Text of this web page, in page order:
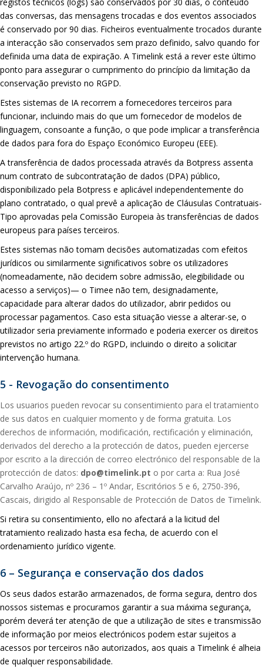
das conversas, das mensagens trocadas e dos eventos associados
é conservado por 90 dias. Ficheiros eventualmente trocados durante
a interacção são conservados sem prazo definido, salvo quando for
definida uma data de expiração. A Timelink está a rever este último
ponto para assegurar o cumprimento do princípio da limitação da
conservação previsto no RGPD.
Estes sistemas de IA recorrem a fornecedores terceiros para
funcionar, incluindo mais do que um fornecedor de modelos de
linguagem, consoante a função, o que pode implicar a transferência
de dados para fora do Espaço Económico Europeu (EEE).
A transferência de dados processada através da Botpress assenta
num contrato de subcontratação de dados (DPA) público,
disponibilizado pela Botpress e aplicável independentemente do
plano contratado, o qual prevê a aplicação de Cláusulas Contratuais-
Tipo aprovadas pela Comissão Europeia às transferências de dados
europeus para países terceiros.
Estes sistemas não tomam decisões automatizadas com efeitos
jurídicos ou similarmente significativos sobre os utilizadores
(nomeadamente, não decidem sobre admissão, elegibilidade ou
acesso a serviços)— o Timee não tem, designadamente,
capacidade para alterar dados do utilizador, abrir pedidos ou
processar pagamentos. Caso esta situação viesse a alterar-se, o
utilizador seria previamente informado e poderia exercer os direitos
previstos no artigo 22.º do RGPD, incluindo o direito a solicitar
intervenção humana.
5 - Revogação do consentimento
Los usuarios pueden revocar su consentimiento para el tratamiento
de sus datos en cualquier momento y de forma gratuita. Los
derechos de información, modificación, rectificación y eliminación,
derivados del derecho a la protección de datos, pueden ejercerse
por escrito a la dirección de correo electrónico del responsable de la
protección de datos: dpo@timelink.pt o por carta a: Rua José
Carvalho Araújo, nº 236 – 1º Andar, Escritórios 5 e 6, 2750-396,
Cascais, dirigido al Responsable de Protección de Datos de Timelink.
Si retira su consentimiento, ello no afectará a la licitud del
tratamiento realizado hasta esa fecha, de acuerdo con el
ordenamiento jurídico vigente.
6 – Segurança e conservação dos dados
Os seus dados estarão armazenados, de forma segura, dentro dos
nossos sistemas e procuramos garantir a sua máxima segurança,
porém deverá ter atenção de que a utilização de sites e transmissão
de informação por meios electrónicos podem estar sujeitos a
acessos por terceiros não autorizados, aos quais a Timelink é alheia
de qualquer responsabilidade.